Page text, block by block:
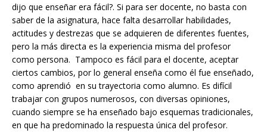
dijo que enseñar era fácil?. Si para ser docente, no basta con
saber de la asignatura, hace falta desarrollar habilidades,
actitudes y destrezas que se adquieren de diferentes fuentes,
pero la más directa es la experiencia misma del profesor
como persona. Tampoco es fácil para el docente, aceptar
ciertos cambios, por lo general enseña como él fue enseñado,
como aprendió en su trayectoria como alumno. Es difícil
trabajar con grupos numerosos, con diversas opiniones,
cuando siempre se ha enseñado bajo esquemas tradicionales,
en que ha predominado la respuesta única del profesor.